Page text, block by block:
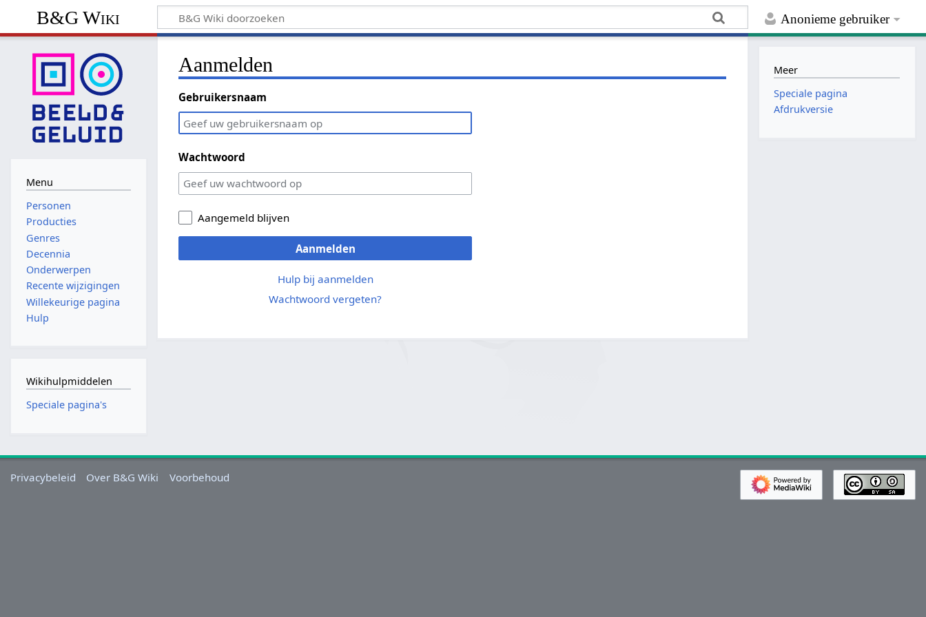
Anonieme gebruiker
B&G Wiki
Aanmelden
Gebruikersnaam
Wachtwoord
Aangemeld blijven
Aanmelden
Hulp bij aanmelden
Wachtwoord vergeten?
Menu
Personen
Producties
Genres
Decennia
Onderwerpen
Recente wijzigingen
Willekeurige pagina
Hulp
Wikihulpmiddelen
Speciale pagina's
Meer
Speciale pagina
Afdrukversie
Privacybeleid Over B&G Wiki Voorbehoud